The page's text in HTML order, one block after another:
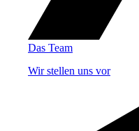
Das Team
Wir stellen uns vor